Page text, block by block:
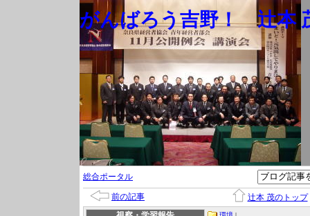
がんばろう吉野！ 辻本
総合ポータル
前の記事
辻本 茂のトップ